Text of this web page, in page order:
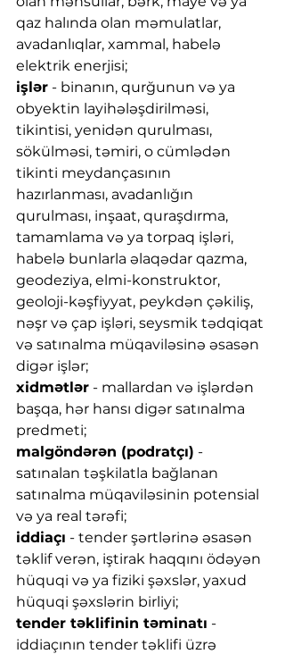
qaz halında olan məmulatlar,
avadanlıqlar, xammal, habelə
elektrik enerjisi;
işlər - binanın, qurğunun və ya
obyektin layihələşdirilməsi,
tikintisi, yenidən qurulması,
sökülməsi, təmiri, o cümlədən
tikinti meydançasının
hazırlanması, avadanlığın
qurulması, inşaat, quraşdırma,
tamamlama və ya torpaq işləri,
habelə bunlarla əlaqədar qazma,
geodeziya, elmi-konstruktor,
geoloji-kəşfiyyat, peykdən çəkiliş,
nəşr və çap işləri, seysmik tədqiqat
və satınalma müqaviləsinə əsasən
digər işlər;
xidmətlər - mallardan və işlərdən
başqa, hər hansı digər satınalma
predmeti;
malgöndərən (podratçı) -
satınalan təşkilatla bağlanan
satınalma müqaviləsinin potensial
və ya real tərəfi;
iddiaçı - tender şərtlərinə əsasən
təklif verən, iştirak haqqını ödəyən
hüquqi və ya fiziki şəxslər, yaxud
hüquqi şəxslərin birliyi;
tender təklifinin təminatı -
iddiaçının tender təklifi üzrə